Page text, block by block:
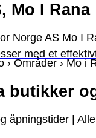
med et
Mo I
Norge AS Mo I
› Områder › Mo i
butikker
åpningstider |